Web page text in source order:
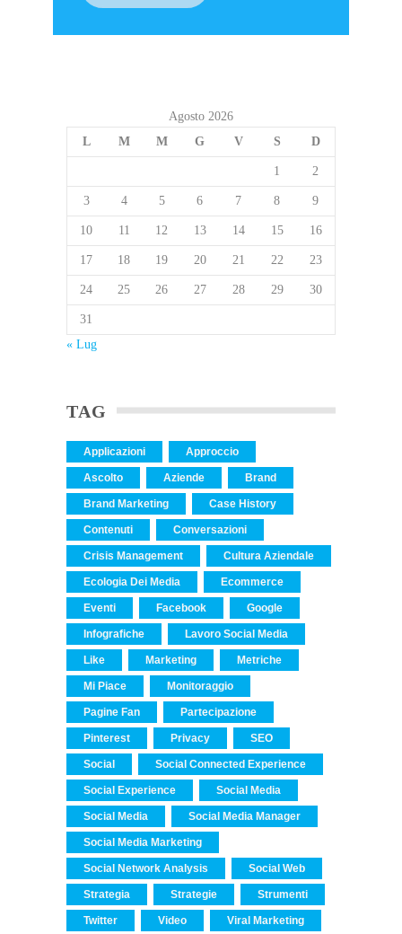
Agosto 2026
L
M M G V S D
1 2
3 4 5 6 7 8 9
10 11 12 13 14 15 16
17 18 19 20 21 22 23
24 25 26 27 28 29 30
31
« Lug
TAG
Applicazioni Approccio
Ascolto Aziende Brand
Brand Marketing Case History
Contenuti Conversazioni
Crisis Management Cultura Aziendale
Ecologia Dei Media Ecommerce
Eventi Facebook Google
Infografiche Lavoro Social Media
Like Marketing Metriche
Mi Piace Monitoraggio
Pagine Fan Partecipazione
Pinterest Privacy SEO
Social Social Connected Experience
Social Experience Social Media
Social Media Social Media Manager
Social Media Marketing
Social Network Analysis Social Web
Strategia Strategie Strumenti
Twitter Video Viral Marketing